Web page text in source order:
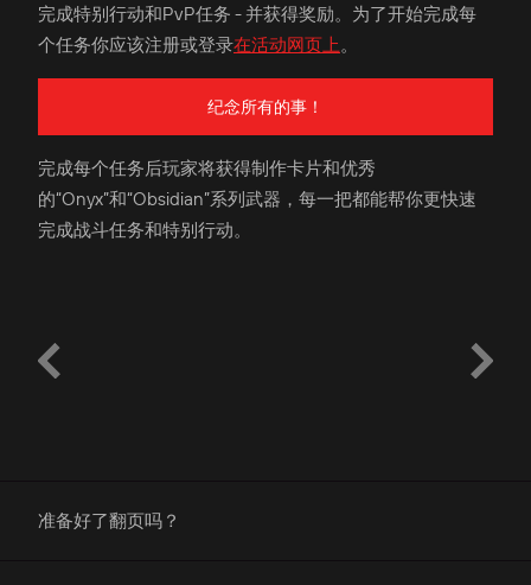
完成特别行动和PvP任务 - 并获得奖励。为了开始完成每
个任务你应该注册或登录在活动网页上。
纪念所有的事！
完成每个任务后玩家将获得制作卡片和优秀
的“Onyx”和“Obsidian”系列武器，每一把都能帮你更快速
完成战斗任务和特别行动。
准备好了翻页吗？